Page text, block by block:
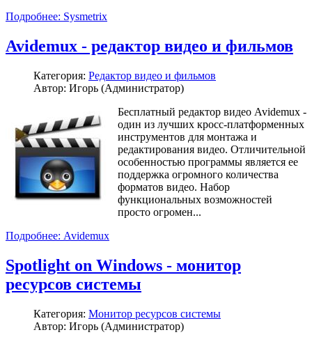
Подробнее: Sysmetrix
Avidemux - редактор видео и фильмов
Категория: Редактор видео и фильмов
Автор: Игорь (Администратор)
Бесплатный редактор видео Avidemux -
один из лучших кросс-платформенных
инструментов для монтажа и
редактирования видео. Отличительной
особенностью программы является ее
поддержка огромного количества
форматов видео. Набор
функциональных возможностей
просто огромен...
Подробнее: Avidemux
Spotlight on Windows - монитор
ресурсов системы
Категория: Монитор ресурсов системы
Автор: Игорь (Администратор)